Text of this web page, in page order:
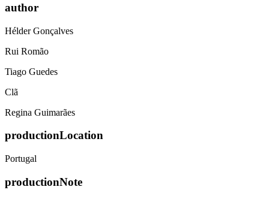
author
Hélder Gonçalves
Rui Romão
Tiago Guedes
Clã
Regina Guimarães
productionLocation
Portugal
productionNote